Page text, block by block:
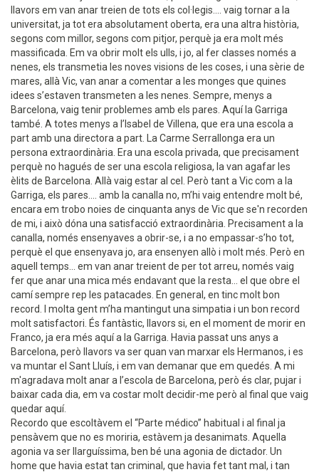
llavors em van anar treien de tots els col·legis.... vaig tornar a la
universitat, ja tot era absolutament oberta, era una altra història,
segons com millor, segons com pitjor, perquè ja era molt més
massificada. Em va obrir molt els ulls, i jo, al fer classes només a
nenes, els transmetia les noves visions de les coses, i una sèrie de
mares, allà Vic, van anar a comentar a les monges que quines
idees s’estaven transmeten a les nenes. Sempre, menys a
Barcelona, vaig tenir problemes amb els pares. Aquí la Garriga
també. A totes menys a l’Isabel de Villena, que era una escola a
part amb una directora a part. La Carme Serrallonga era un
persona extraordinària. Era una escola privada, que precisament
perquè no hagués de ser una escola religiosa, la van agafar les
èlits de Barcelona. Allà vaig estar al cel. Però tant a Vic com a la
Garriga, els pares.... amb la canalla no, m’hi vaig entendre molt bé,
encara em trobo noies de cinquanta anys de Vic que se'n recorden
de mi, i això dóna una satisfacció extraordinària. Precisament a la
canalla, només ensenyaves a obrir-se, i a no empassar-s’ho tot,
perquè el que ensenyava jo, ara ensenyen allò i molt més. Però en
aquell temps... em van anar treient de per tot arreu, només vaig
fer que anar una mica més endavant que la resta... el que obre el
camí sempre rep les patacades. En general, en tinc molt bon
record. I molta gent m’ha mantingut una simpatia i un bon record
molt satisfactori. És fantàstic, llavors si, en el moment de morir en
Franco, ja era més aquí a la Garriga. Havia passat uns anys a
Barcelona, però llavors va ser quan van marxar els Hermanos, i es
va muntar el Sant Lluís, i em van demanar que em quedés. A mi
m'agradava molt anar a l’escola de Barcelona, però és clar, pujar i
baixar cada dia, em va costar molt decidir-me però al final que vaig
quedar aquí.
Recordo que escoltàvem el “Parte médico” habitual i al final ja
pensàvem que no es moriria, estàvem ja desanimats. Aquella
agonia va ser llarguíssima, ben bé una agonia de dictador. Un
home que havia estat tan criminal, que havia fet tant mal, i tan